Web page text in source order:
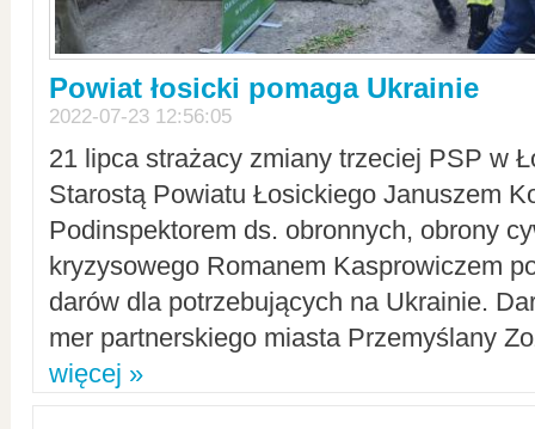
Powiat łosicki pomaga Ukrainie
2022-07-23 12:56:05
21 lipca strażacy zmiany trzeciej PSP w
Starostą Powiatu Łosickiego Januszem
Podinspektorem ds. obronnych, obrony
kryzysowego Romanem Kasprowiczem
darów dla potrzebujących na Ukrainie.
mer partnerskiego miasta Przemyślany
więcej »